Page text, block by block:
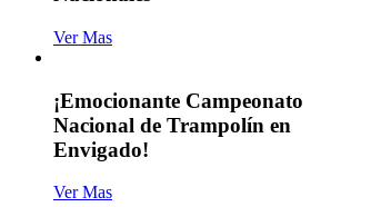
Ver Mas
¡Emocionante Campeonato
Nacional de Trampolín en
Envigado!
Ver Mas